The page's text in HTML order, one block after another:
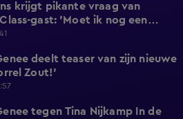
krijgt pikante vraag van
Class-gast: 'Moet ik nog een
deelt teaser van zijn nieuwe
Zout!'
tegen Tina Nijkamp In de